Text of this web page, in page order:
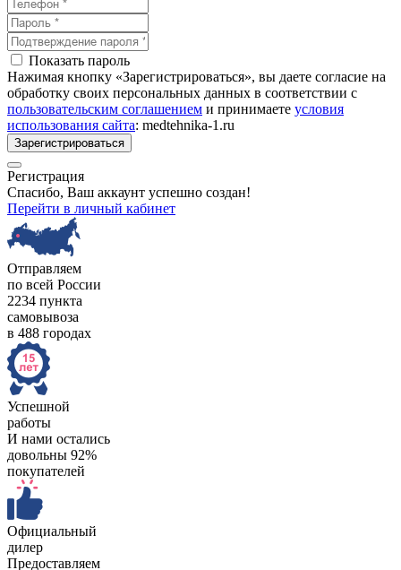
Показать пароль
Нажимая кнопку «Зарегистрироваться», вы даете согласие на
обработку своих персональных данных в соответствии с
пользовательским соглашением и принимаете условия
использования сайта: medtehnika-1.ru
Зарегистрироваться
Регистрация
Спасибо, Ваш аккаунт успешно создан!
Перейти в личный кабинет
Отправляем
по всей России
2234 пункта
самовывоза
в 488 городах
Успешной
работы
И нами остались
довольны 92%
покупателей
Официальный
дилер
Предоставляем